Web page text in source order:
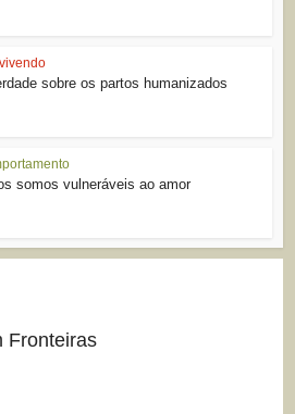
sobre os partos humanizados
somos vulneráveis ao amor
Fronteiras